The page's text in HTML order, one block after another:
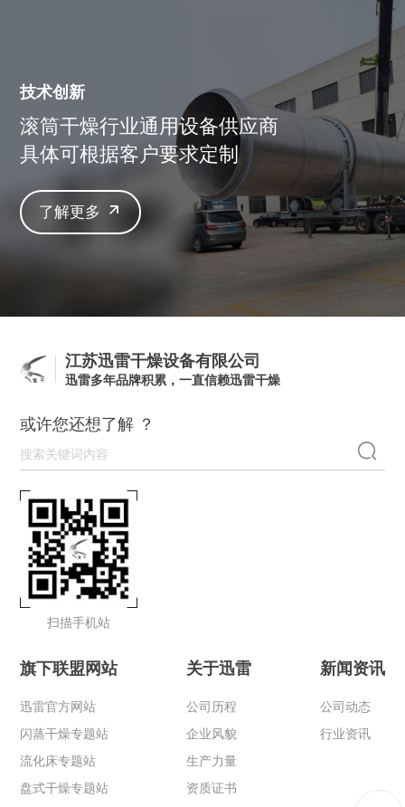
技术创新
滚筒干燥行业通用设备供应商
具体可根据客户要求定制
了解更多
江苏迅雷干燥设备有限公司
迅雷多年品牌积累，一直信赖迅雷干燥
或许您还想了解 ？
扫描手机站
旗下联盟网站
迅雷官方网站
闪蒸干燥专题站
流化床专题站
盘式干燥专题站
关于迅雷
公司历程
企业风貌
生产力量
资质证书
新闻资讯
公司动态
行业资讯